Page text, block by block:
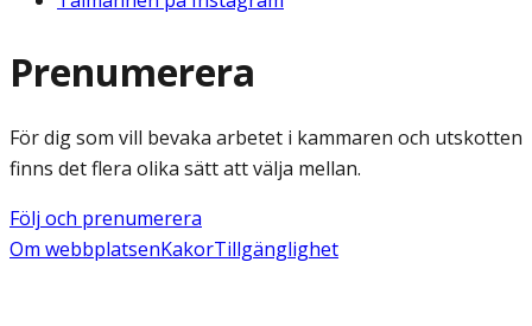
Prenumerera
För dig som vill bevaka arbetet i kammaren och utskotten
finns det flera olika sätt att välja mellan.
Följ och prenumerera
Om webbplatsenKakorTillgänglighet